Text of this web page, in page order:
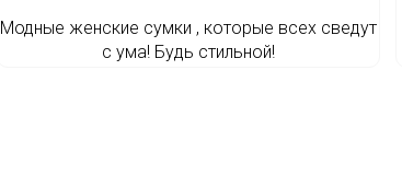
Модные женские сумки , которые всех сведут
с ума! Будь стильной!